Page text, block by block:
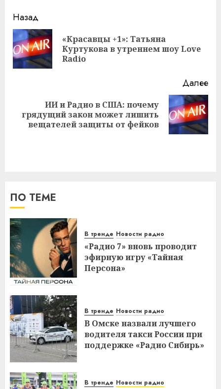
Навигация
записи
Назад
«Красавцы +1»: Татьяна
Куртукова в утреннем шоу Love
Radio
Далее
Следующая
запись:
ИИ и Радио в США: почему
грядущий закон может лишить
вещателей защиты от фейков
ПО ТЕМЕ
В тренде Новости радио
«Радио 7» вновь проводит
эфирную игру «Тайная
Персона»
В тренде Новости радио
В Омске назвали лучшего
водителя такси России при
поддержке «Радио Сибирь»
В тренде Новости радио